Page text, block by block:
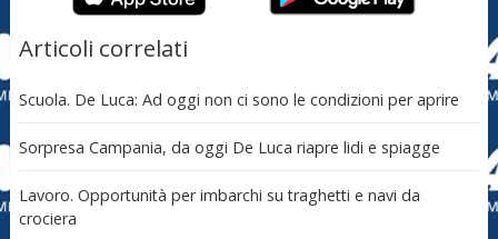
Articoli correlati
Scuola. De Luca: Ad oggi non ci sono le condizioni per aprire
Sorpresa Campania, da oggi De Luca riapre lidi e spiagge
Lavoro. Opportunità per imbarchi su traghetti e navi da
crociera